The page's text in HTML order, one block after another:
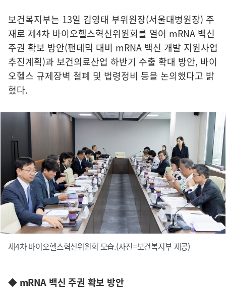
보건복지부는 13일 김영태 부위원장(서울대병원장) 주
재로 제4차 바이오헬스혁신위원회를 열어 mRNA 백신
주권 확보 방안(팬데믹 대비 mRNA 백신 개발 지원사업
추진계획)과 보건의료산업 하반기 수출 확대 방안, 바이
오헬스 규제장벽 철폐 및 법령정비 등을 논의했다고 밝
혔다.
제4차 바이오헬스혁신위원회 모습.(사진=보건복지부 제공)
◆ mRNA 백신 주권 확보 방안